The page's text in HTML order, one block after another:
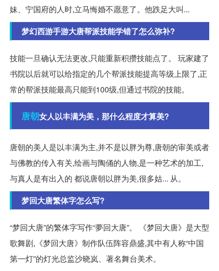
妹、宁国府的人时,立马悔婚不愿意了。他跌足大叫...
梦幻西游手游大唐帮派技能学错了怎么弥补?
技能一旦确认无法更改,只能重新积攒技能点了。 玩家建了
书院以后就可以给指定的几个帮派技能提高等级上限了,正
常的帮派技能最高只能到100级,但通过书院的技能。
唐朝女人以丰满为美，那什么程度才算美?
唐朝的美人是以丰满为主,并不是以胖为尊,唐朝的审美或者
与佛教的传入有关,绘画与陶俑的人物,是一种艺术的加工,
与真人是有出入的 都说唐朝以胖为美,很多姑... 从。
梦回大唐繁体字怎么写?
“梦回大唐”的繁体字写作“夢回大唐”。 《梦回大唐》是大型
歌舞剧,《梦回大唐》制作队伍阵容鼎盛,其中有人称“中国
第一灯”的灯光总监沙晓岚、著名舞台美术。